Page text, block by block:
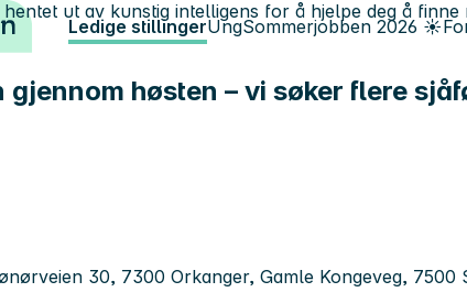
Ledige stillingerUngSommerjobben 2026 ☀️
gjennom høsten – vi søker flere
30, 7300 Orkanger, Gamle Kongeveg,
ut av kunstig intelligens for å hjelpe deg å